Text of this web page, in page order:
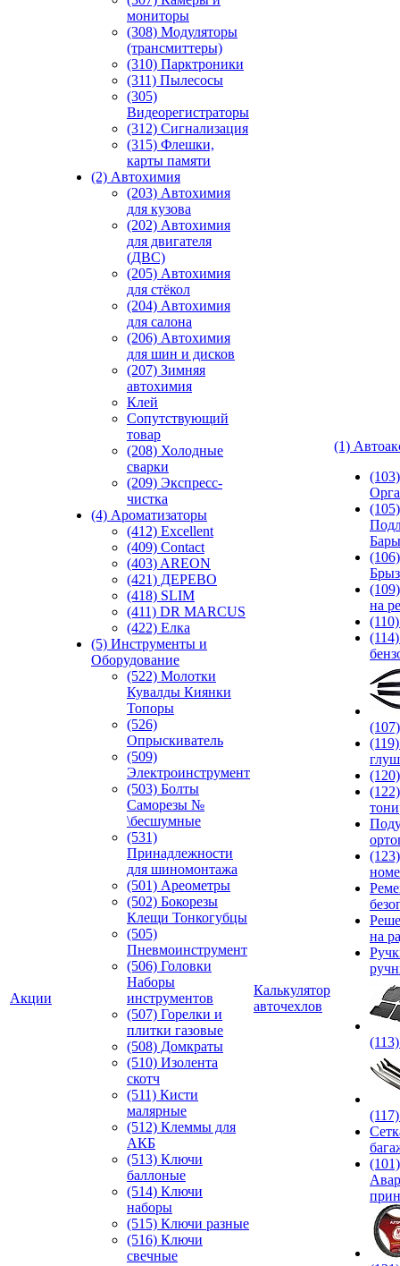
Акции
мониторы
(308) Модуляторы
(трансмиттеры)
(310) Парктроники
(311) Пылесосы
(305)
Видеорегистраторы
(312) Сигнализация
(315) Флешки,
карты памяти
(2) Автохимия
(203) Автохимия
для кузова
(202) Автохимия
для двигателя
(ДВС)
(205) Автохимия
для стёкол
(204) Автохимия
для салона
(206) Автохимия
для шин и дисков
(207) Зимняя
автохимия
Клей
Сопутствующий
товар
(208) Холодные
сварки
(209) Экспреcс-
чистка
(4) Ароматизаторы
(412) Excellent
(409) Contact
(403) AREON
(421) ДЕРЕВО
(418) SLIM
(411) DR MARCUS
(422) Елка
(5) Инструменты и
Оборудование
(522) Молотки
Кувалды Киянки
Топоры
(526)
Опрыскиватель
(509)
Электроинструмент
(503) Болты
Саморезы №
\бесшумные
(531)
Принадлежности
для шиномонтажа
(501) Ареометры
(502) Бокорезы
Клещи Тонкогубцы
(505)
Пневмоинструмент
(506) Головки
Наборы
инструментов
(507) Горелки и
плитки газовые
(508) Домкраты
(510) Изолента
скотч
(511) Кисти
малярные
(512) Клеммы для
АКБ
(513) Ключи
баллоные
(514) Ключи
наборы
(515) Ключи разные
(516) Ключи
свечные
Калькулятор
авточехлов
(1)
(105)
Бары
(106)
на
на
(101)